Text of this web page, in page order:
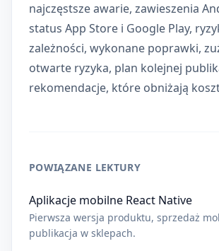
najczęstsze awarie, zawieszenia
status App Store i Google Play,
zależności, wykonane poprawki,
otwarte ryzyka, plan kolejnej
rekomendacje, które obniżają
POWIĄZANE LEKTURY
Aplikacje mobilne React Native
Pierwsza wersja produktu, sprzedaż
publikacja w sklepach.